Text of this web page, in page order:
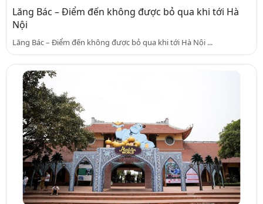
Lăng Bác – Điểm đến không được bỏ qua khi tới Hà
Nội
Lăng Bác – Điểm đến không được bỏ qua khi tới Hà Nội ...